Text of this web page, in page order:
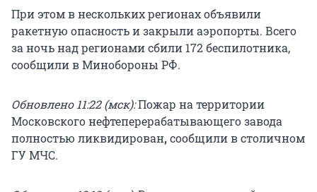
При этом в нескольких регионах объявили
ракетную опасность и закрыли аэропорты. Всего
за ночь над регионами сбили 172 беспилотника,
сообщили в Минобороны РФ.
Обновлено 11:22 (мск):Пожар на территории
Московского нефтеперерабатывающего завода
полностью ликвидирован,сообщили в столичном
ГУ МЧС.